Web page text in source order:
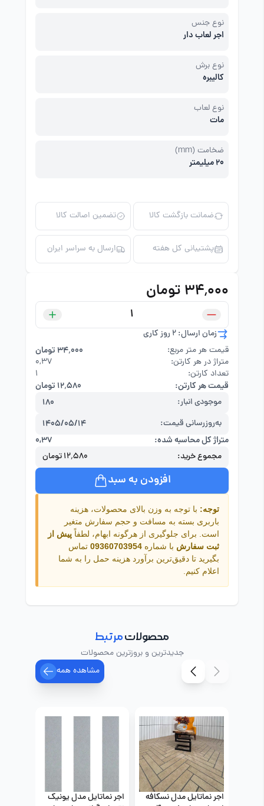
نوع جنس
اجر لعاب دار
نوع برش
کالیبره
نوع لعاب
مات
ضخامت (mm)
20 میلیمتر
ضمانت بازگشت کالا تضمین اصالت کالا
پشتیبانی کل هفته ارسال به سراسر ایران
۳۴٬۰۰۰ تومان
زمان ارسال: 2 روز کاری
قیمت هر متر مربع:
۳۴٬۰۰۰ تومان
متراژ در هر کارتن:
۰,۳۷
تعداد کارتن:
1
قیمت هر کارتن: ۱۲٬۵۸۰ تومان
موجودی انبار: 180
به‌روزرسانی قیمت:
1405/05/14
متراژ کل محاسبه شده:
۰,۳۷
مجموع خرید: ۱۲٬۵۸۰ تومان
افزودن به سبد
توجه: با توجه به وزن بالای محصولات، هزینه
باربری بسته به مسافت و حجم سفارش متغیر
است. برای جلوگیری از هرگونه ابهام، لطفاً پیش از
ثبت سفارش با شماره 09360703954 تماس
بگیرید تا دقیق‌ترین برآورد هزینه حمل را به شما
اعلام کنیم.
محصولاتمرتبط
جدیدترین و بروزترین محصولات
مشاهده همه
اجر نماتایل مدل نسکافه
اجر نماتایل مدل یونیک